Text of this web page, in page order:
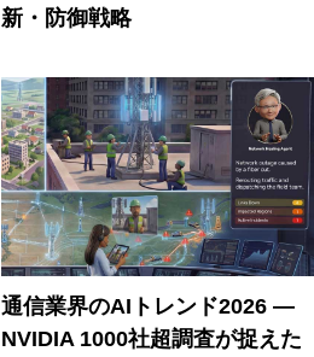
新・防御戦略
通信業界のAIトレンド2026 ―
NVIDIA 1000社超調査が捉えた